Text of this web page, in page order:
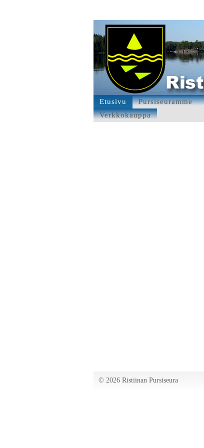
Etusivu Pursiseuramme
Verkkokauppa
© 2026 Ristiinan Pursiseura